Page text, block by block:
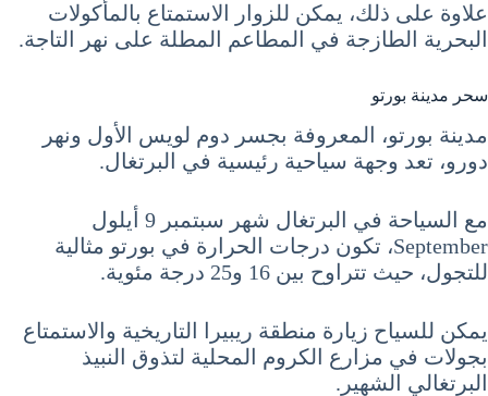
علاوة على ذلك، يمكن للزوار الاستمتاع بالمأكولات
البحرية الطازجة في المطاعم المطلة على نهر التاجة.
سحر مدينة بورتو
مدينة بورتو، المعروفة بجسر دوم لويس الأول ونهر
دورو، تعد وجهة سياحية رئيسية في البرتغال.
مع السياحة في البرتغال شهر سبتمبر 9 أيلول
September، تكون درجات الحرارة في بورتو مثالية
للتجول، حيث تتراوح بين 16 و25 درجة مئوية.
يمكن للسياح زيارة منطقة ريبيرا التاريخية والاستمتاع
بجولات في مزارع الكروم المحلية لتذوق النبيذ
البرتغالي الشهير.